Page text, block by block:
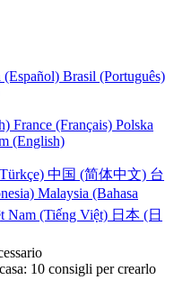
(Español) Brasil (Português)
France (Français) Polska
(English)
中国 (简体中文) 台
Malaysia (Bahasa
Nam (Tiếng Việt) 日本 (日
10 consigli per crearlo